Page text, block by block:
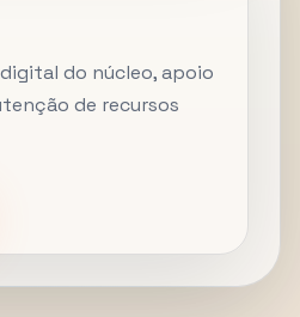
do núcleo, apoio
de recursos